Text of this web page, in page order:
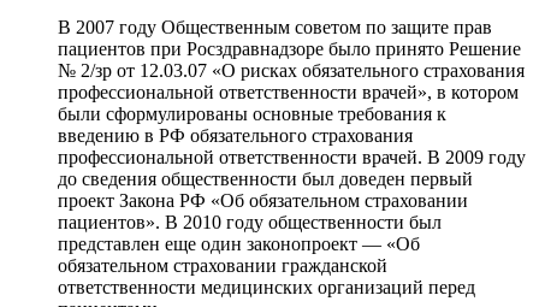
В 2007 году Общественным советом по защите прав
пациентов при Росздравнадзоре было принято Решение
№ 2/зр от 12.03.07 «О рисках обязательного страхования
профессиональной ответственности врачей», в котором
были сформулированы основные требования к
введению в РФ обязательного страхования
профессиональной ответственности врачей. В 2009 году
до сведения общественности был доведен первый
проект Закона РФ «Об обязательном страховании
пациентов». В 2010 году общественности был
представлен еще один законопроект — «Об
обязательном страховании гражданской
ответственности медицинских организаций перед